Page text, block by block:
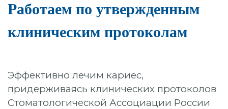
Работаем по утвержденным
клиническим протоколам
Эффективно лечим кариес,
придерживаясь клинических протоколов
Стоматологической Ассоциации России